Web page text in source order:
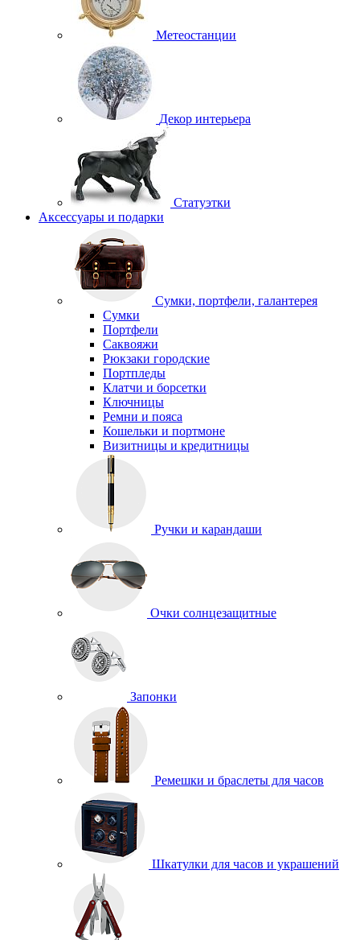
Метеостанции
Декор интерьера
Статуэтки
Аксессуары и подарки
Сумки, портфели, галантерея
Сумки
Портфели
Саквояжи
Рюкзаки городские
Портпледы
Клатчи и борсетки
Ключницы
Ремни и пояса
Кошельки и портмоне
Визитницы и кредитницы
Ручки и карандаши
Очки солнцезащитные
Запонки
Ремешки и браслеты для часов
Шкатулки для часов и украшений